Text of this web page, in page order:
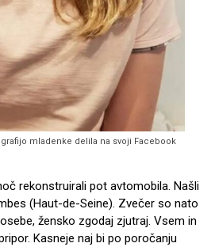
mladenke delila na svoji Facebook
rekonstruirali pot avtomobila. Našli
(Haut-de-Seine). Zvečer so nato
žensko zgodaj zjutraj. Vsem in
Kasneje naj bi po poročanju